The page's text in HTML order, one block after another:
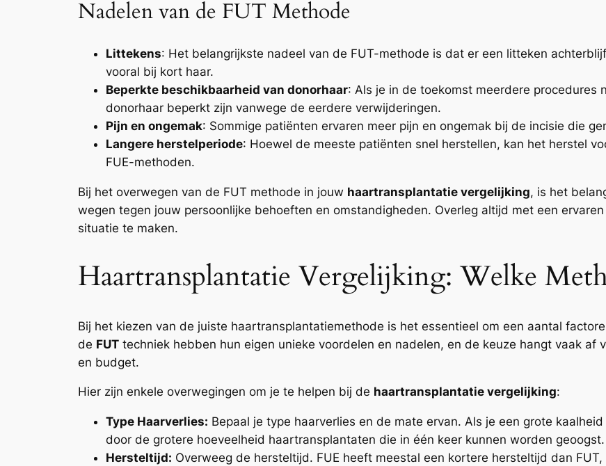
Nadelen van de FUT Methode
Littekens: Het belangrijkste nadeel van de FUT-methode is dat er een litteken
vooral bij kort haar.
Beperkte beschikbaarheid van donorhaar: Als je in de toekomst meerdere procedures
donorhaar beperkt zijn vanwege de eerdere verwijderingen.
Pijn en ongemak: Sommige patiënten ervaren meer pijn en ongemak bij de incisie die
Langere herstelperiode: Hoewel de meeste patiënten snel herstellen, kan het herstel
FUE-methoden.
Bij het overwegen van de FUT methode in jouw haartransplantatie vergelijking, is het
wegen tegen jouw persoonlijke behoeften en omstandigheden. Overleg altijd met een
situatie te maken.
Haartransplantatie Vergelijking: Welke
Bij het kiezen van de juiste haartransplantatiemethode is het essentieel om een aantal
de FUT techniek hebben hun eigen unieke voordelen en nadelen, en de keuze hangt vaak af
en budget.
Hier zijn enkele overwegingen om je te helpen bij de haartransplantatie vergelijking:
Type Haarverlies: Bepaal je type haarverlies en de mate ervan. Als je een grote
door de grotere hoeveelheid haartransplantaten die in één keer kunnen worden geoogst.
Hersteltijd: Overweeg de hersteltijd. FUE heeft meestal een kortere hersteltijd dan